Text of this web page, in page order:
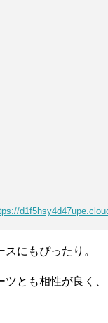
にもぴったり。
とも相性が良く